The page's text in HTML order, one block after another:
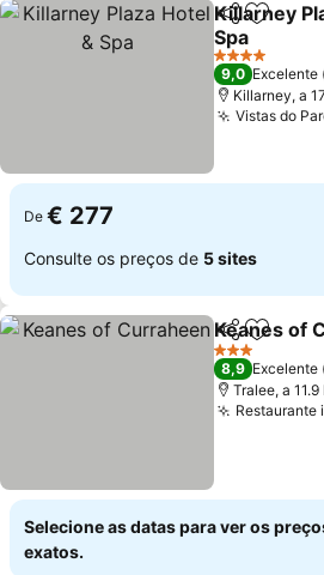
Partilhar
Killarney
Spa
Ver preços
4 Estrelas
9,0 Excelente
Killarney, a
Vistas do
De € 277
Consulte os preços de 5 sites
Partilhar
Keanes of
3 Estrelas
8,9 Excelente
Tralee, a
Restaurante
Selecione as datas para ver os
exatos.